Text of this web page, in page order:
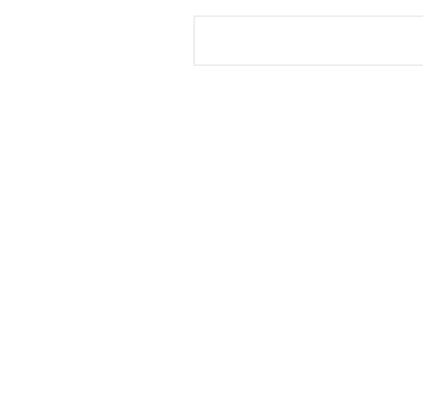
연희벚꽃쉼터 공연장 출 연 진 :